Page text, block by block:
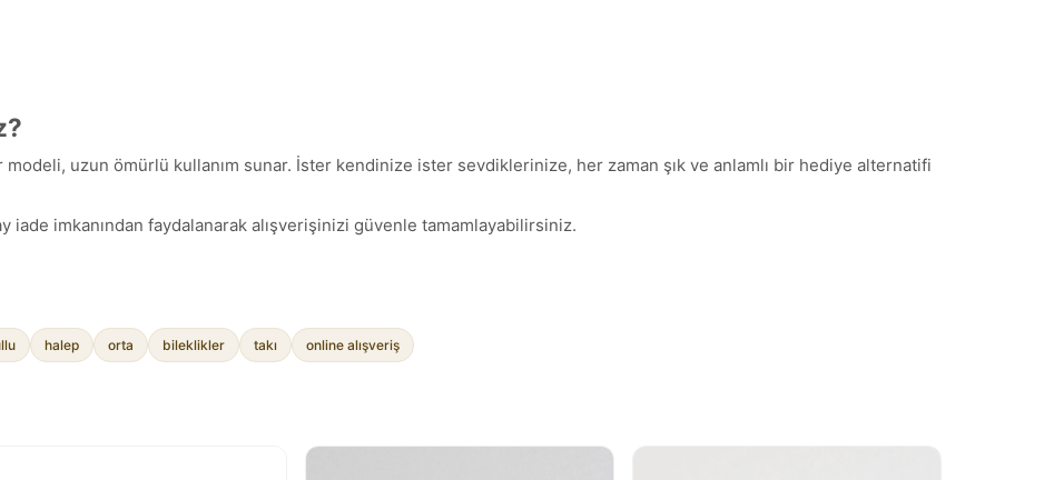
uzun ömürlü kullanım sunar. İster kendinize ister sevdiklerinize, her zaman şık ve anlamlı bir hediye alternatifi
iade imkanından faydalanarak alışverişinizi güvenle tamamlayabilirsiniz.
halep orta bileklikler takı online alışveriş